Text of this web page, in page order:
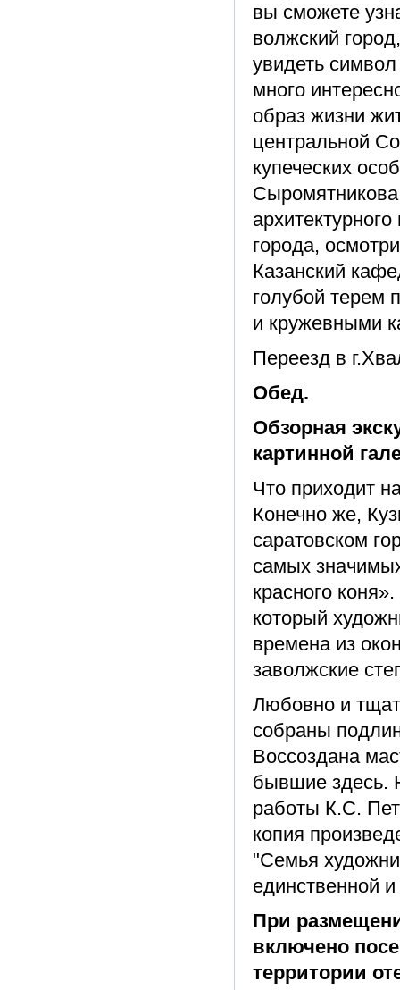
вы сможете
волжский
увидеть
много
образ жизни
центральной
купеческих
города,
Казанский
голубой терем
и кружевными
Переезд в
Обед.
Обзорная
картинной
Что приходит
Конечно же,
саратовском
самых
красного
который
времена из
заволжские
Любовно и
собраны
Воссоздана
бывшие здесь.
работы К.С.
копия
"Семья
единственной
При
включено
территории